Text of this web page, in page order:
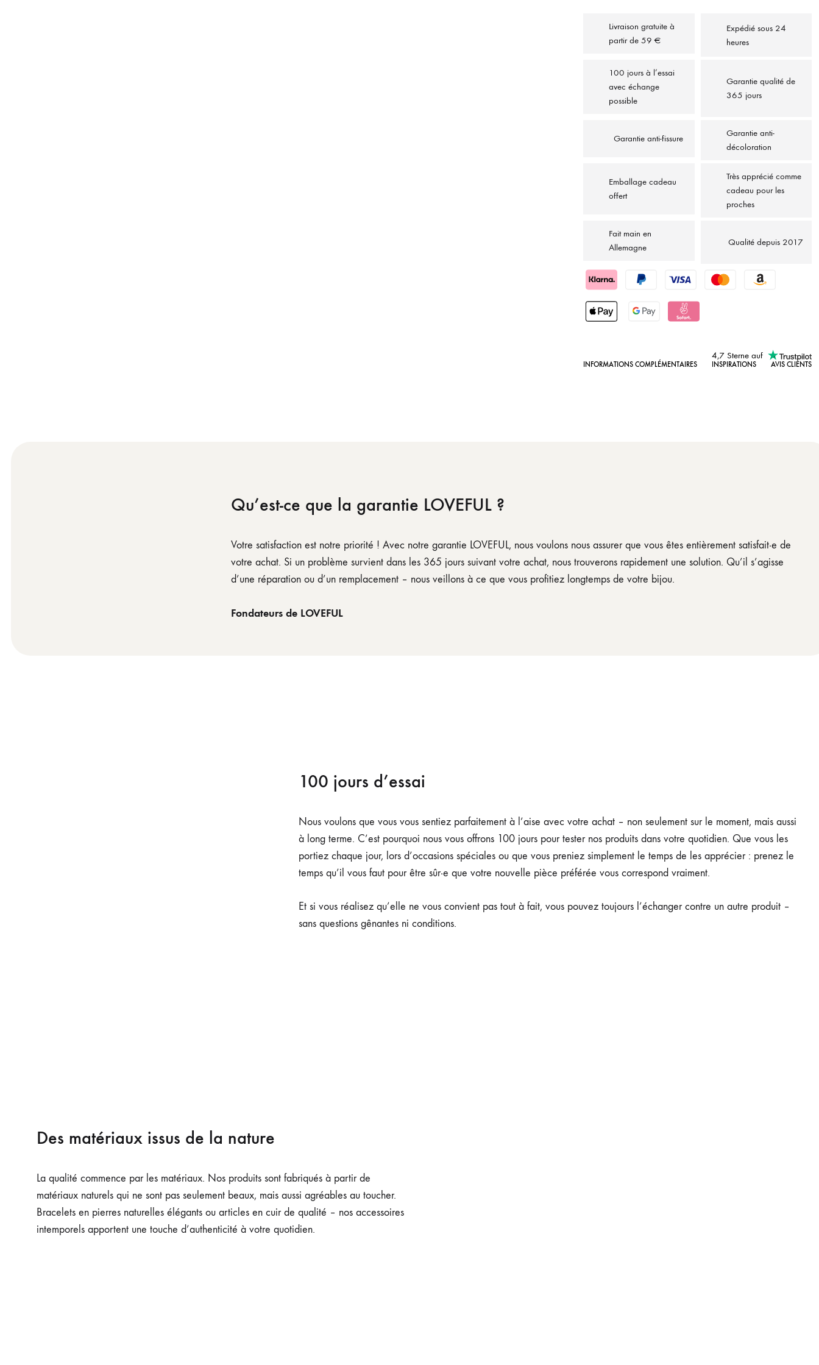
Livraison gratuite à
partir de 59 €
Expédié sous 24
heures
100 jours à l’essai
avec échange
possible
Garantie qualité de
365 jours
Garantie anti-fissure
Garantie anti-
décoloration
Emballage cadeau
offert
Très apprécié comme
cadeau pour les
proches
Fait main en
Allemagne
Qualité depuis 2017
4,7 Sterne auf
INFORMATIONS COMPLÉMENTAIRES INSPIRATIONS AVIS CLIENTS
Qu’est-ce que la garantie LOVEFUL ?
Votre satisfaction est notre priorité ! Avec notre garantie LOVEFUL, nous voulons nous assurer que vous êtes entièrement satisfait·e de
votre achat. Si un problème survient dans les 365 jours suivant votre achat, nous trouverons rapidement une solution. Qu’il s’agisse
d’une réparation ou d’un remplacement – nous veillons à ce que vous profitiez longtemps de votre bijou.
Fondateurs de LOVEFUL
100 jours d’essai
Nous voulons que vous vous sentiez parfaitement à l’aise avec votre achat – non seulement sur le moment, mais aussi
à long terme. C’est pourquoi nous vous offrons 100 jours pour tester nos produits dans votre quotidien. Que vous les
portiez chaque jour, lors d’occasions spéciales ou que vous preniez simplement le temps de les apprécier : prenez le
temps qu’il vous faut pour être sûr·e que votre nouvelle pièce préférée vous correspond vraiment.
Et si vous réalisez qu’elle ne vous convient pas tout à fait, vous pouvez toujours l’échanger contre un autre produit –
sans questions gênantes ni conditions.
Des matériaux issus de la nature
La qualité commence par les matériaux. Nos produits sont fabriqués à partir de
matériaux naturels qui ne sont pas seulement beaux, mais aussi agréables au toucher.
Bracelets en pierres naturelles élégants ou articles en cuir de qualité – nos accessoires
intemporels apportent une touche d’authenticité à votre quotidien.